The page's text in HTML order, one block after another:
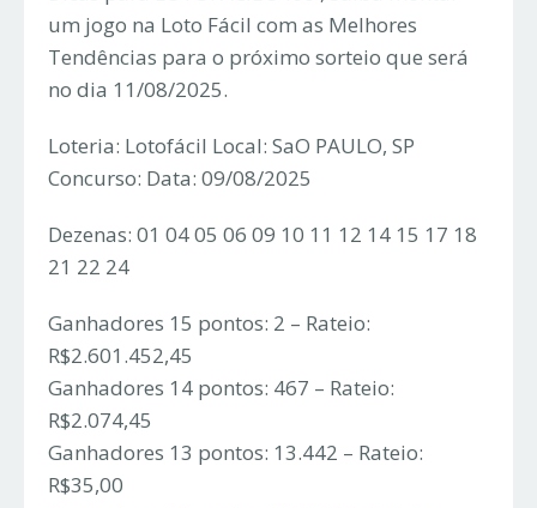
um jogo na Loto Fácil com as Melhores
Tendências para o próximo sorteio que será
no dia 11/08/2025.
Loteria: Lotofácil Local: SaO PAULO, SP
Concurso: Data: 09/08/2025
Dezenas: 01 04 05 06 09 10 11 12 14 15 17 18
21 22 24
Ganhadores 15 pontos: 2 – Rateio:
R$2.601.452,45
Ganhadores 14 pontos: 467 – Rateio:
R$2.074,45
Ganhadores 13 pontos: 13.442 – Rateio:
R$35,00